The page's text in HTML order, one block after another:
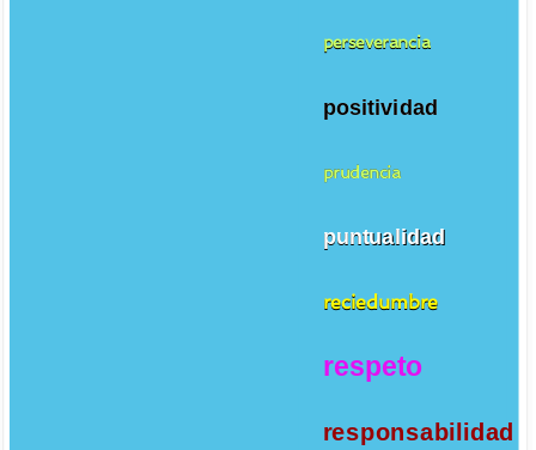
perseverancia
positividad
prudencia
puntualidad
reciedumbre
respeto
responsabilidad